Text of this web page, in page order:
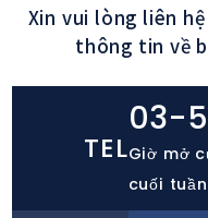
Xin vui lòng liên
thông tin về
TEL
03-
Giờ mở
cuối